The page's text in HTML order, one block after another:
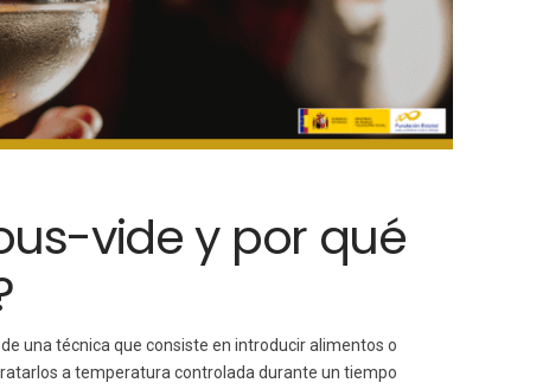
vide y por qué
una técnica que consiste en introducir alimentos o
a temperatura controlada durante un tiempo